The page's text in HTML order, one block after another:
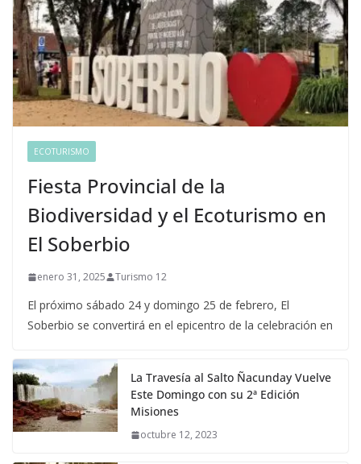
ECOTURISMO
Fiesta Provincial de la
Biodiversidad y el Ecoturismo en
El Soberbio
enero 31, 2025 Turismo 12
El próximo sábado 24 y domingo 25 de febrero, El
Soberbio se convertirá en el epicentro de la celebración en
La Travesía al Salto Ñacunday Vuelve
Este Domingo con su 2ª Edición
Misiones
octubre 12, 2023